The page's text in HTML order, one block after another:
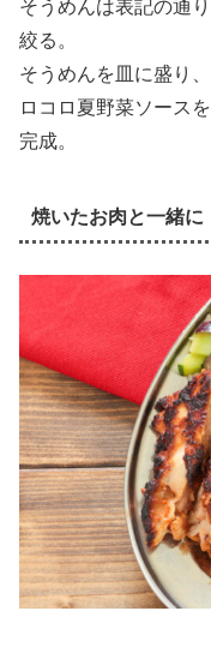
そうめんは表記の通
絞る。
そうめんを皿に盛り
ロコロ夏野菜ソース
完成。
焼いたお肉と一緒に